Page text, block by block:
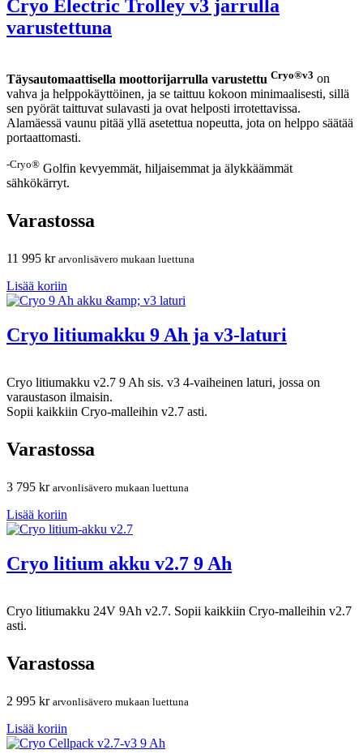
Cryo Electric Trolley v3 jarrulla
varustettuna
Täysautomaattisella moottorijarrulla varustettu Cryo®v3 on
vahva ja helppokäyttöinen, ja se taittuu kokoon minimaalisesti, sillä
sen pyörät taittuvat sulavasti ja ovat helposti irrotettavissa.
Alamäessä vaunu pitää yllä asetettua nopeutta, jota on helppo säätää
portaattomasti.
-Cryo® Golfin kevyemmät, hiljaisemmat ja älykkäämmät
sähkökärryt.
Varastossa
11 995 kr arvonlisävero mukaan luettuna
Lisää koriin
Cryo litiumakku 9 Ah ja v3-laturi
Cryo litiumakku v2.7 9 Ah sis. v3 4-vaiheinen laturi, jossa on
varaustason ilmaisin.
Sopii kaikkiin Cryo-malleihin v2.7 asti.
Varastossa
3 795 kr arvonlisävero mukaan luettuna
Lisää koriin
Cryo litium akku v2.7 9 Ah
Cryo litiumakku 24V 9Ah v2.7. Sopii kaikkiin Cryo-malleihin v2.7
asti.
Varastossa
2 995 kr arvonlisävero mukaan luettuna
Lisää koriin